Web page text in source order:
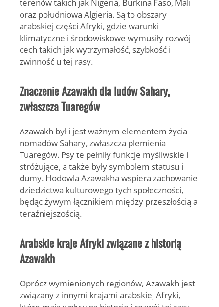
terenów takich jak Nigeria, Burkina Faso, Mali
oraz południowa Algieria. Są to obszary
arabskiej części Afryki, gdzie warunki
klimatyczne i środowiskowe wymusiły rozwój
cech takich jak wytrzymałość, szybkość i
zwinność u tej rasy.
Znaczenie Azawakh dla ludów Sahary,
zwłaszcza Tuaregów
Azawakh był i jest ważnym elementem życia
nomadów Sahary, zwłaszcza plemienia
Tuaregów. Psy te pełniły funkcje myśliwskie i
stróżujące, a także były symbolem statusu i
dumy. Hodowla Azawakha wspiera zachowanie
dziedzictwa kulturowego tych społeczności,
będąc żywym łącznikiem między przeszłością a
teraźniejszością.
Arabskie kraje Afryki związane z historią
Azawakh
Oprócz wymienionych regionów, Azawakh jest
związany z innymi krajami arabskiej Afryki,